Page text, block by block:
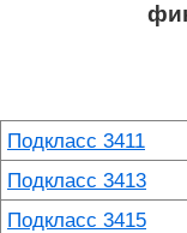
Подкласс 3411
Подкласс 3413
Подкласс 3415